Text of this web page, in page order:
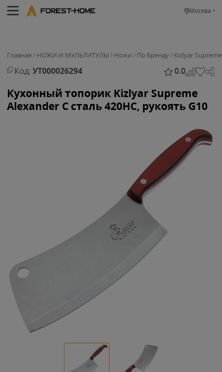
Москва
Главная НОЖИ И МУЛЬТИТУЛЫ Ножи По Бренду Kizlyar Supreme
Код: УТ000026294 0.0
Кухонный топорик Kizlyar Supreme
Alexander C сталь 420HC, рукоять G10